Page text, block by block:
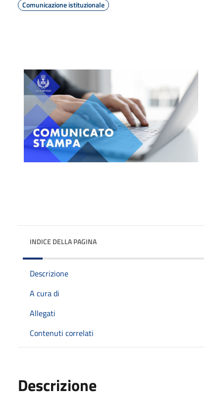
Comunicazione istituzionale
INDICE DELLA PAGINA
Descrizione
A cura di
Allegati
Contenuti correlati
Descrizione